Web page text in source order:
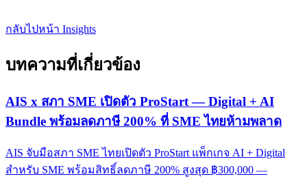
กลับไปหน้า Insights
บทความที่เกี่ยวข้อง
AIS x สภา SME เปิดตัว ProStart — Digital + AI
Bundle พร้อมลดภาษี 200% ที่ SME ไทยห้ามพลาด
AIS จับมือสภา SME ไทยเปิดตัว ProStart แพ็กเกจ AI + Digital
สำหรับ SME พร้อมสิทธิ์ลดภาษี 200% สูงสุด ฿300,000 —